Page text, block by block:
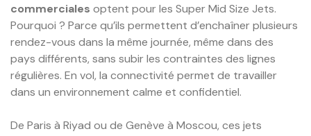
commerciales optent pour les Super Mid Size Jets.
Pourquoi ? Parce qu’ils permettent d’enchaîner plusieurs
rendez-vous dans la même journée, même dans des
pays différents, sans subir les contraintes des lignes
régulières. En vol, la connectivité permet de travailler
dans un environnement calme et confidentiel.
De Paris à Riyad ou de Genève à Moscou, ces jets